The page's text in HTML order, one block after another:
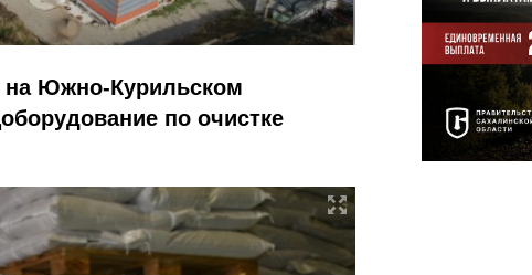
на Южно-Курильском
по очистке